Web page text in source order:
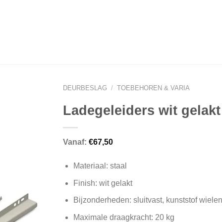
DEURBESLAG / TOEBEHOREN & VARIA
Ladegeleiders wit gelakt
Vanaf: €67,50
Materiaal: staal
Finish: wit gelakt
Bijzonderheden: sluitvast, kunststof wielen
Maximale draagkracht: 20 kg